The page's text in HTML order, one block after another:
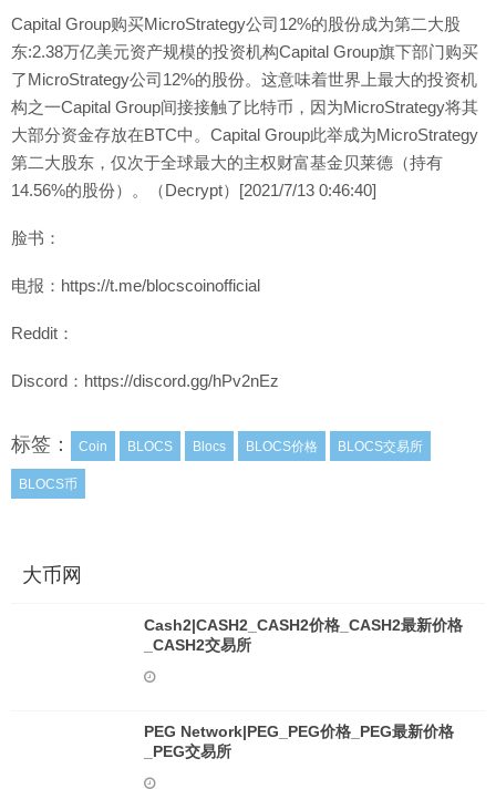
Capital Group购买MicroStrategy公司12%的股份成为第二大股
东:2.38万亿美元资产规模的投资机构Capital Group旗下部门购买
了MicroStrategy公司12%的股份。这意味着世界上最大的投资机
构之一Capital Group间接接触了比特币，因为MicroStrategy将其
大部分资金存放在BTC中。Capital Group此举成为MicroStrategy
第二大股东，仅次于全球最大的主权财富基金贝莱德（持有
14.56%的股份）。（Decrypt）[2021/7/13 0:46:40]
脸书：
电报：https://t.me/blocscoinofficial
Reddit：
Discord：https://discord.gg/hPv2nEz
标签： Coin BLOCS Blocs BLOCS价格 BLOCS交易所
BLOCS币
大币网
Cash2|CASH2_CASH2价格_CASH2最新价格
_CASH2交易所
PEG Network|PEG_PEG价格_PEG最新价格
_PEG交易所